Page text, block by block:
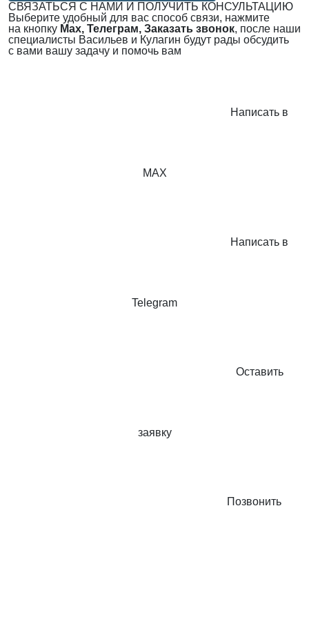
СВЯЗАТЬСЯ С НАМИ И ПОЛУЧИТЬ КОНСУЛЬТАЦИЮ
Выберите удобный для вас способ связи, нажмите
на кнопку Max, Телеграм, Заказать звонок, после наши
специалисты Васильев и Кулагин будут рады обсудить
с вами вашу задачу и помочь вам
Написать в
MAX
Написать в
Telegram
Оставить
заявку
Позвонить